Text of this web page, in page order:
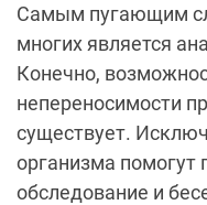
Самым пугающим
многих является
Конечно,
непереносимости
существует.
организма помогут
обследование и